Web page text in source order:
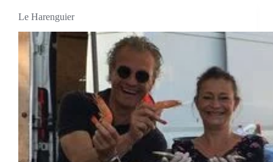
Le Harenguier